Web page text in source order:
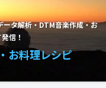
タ解析・DTM音楽作成・お
信！
お料理レシピ